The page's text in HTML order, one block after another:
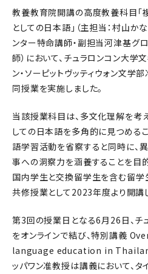
教養教育院開講の高度教養科目「
としての日本語」（主担当：村山
ンター特命講師・副担当河津基グ
師）において、チュラロンコン大
ン・ソーピットヴッティウォン文
同授業を実施しました。
当該授業科目は、多文化理解を考
しての日本語を多角的に見つめる
語学習活動を省察すると同時に、
事への洞察力を涵養することを目
国内学生と交換留学生を含む留
共修授業として2023年度より開講
第3回の授業日となる6月26日、チ
をオンラインで結び、特別講義
language education in Thailand
ッパワン准教授は講義において、